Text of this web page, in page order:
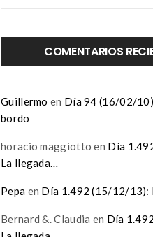
COMENTARIOS
Guillermo en Día 94 (16/02/
bordo
horacio maggiotto en Día
La llegada…
Pepa en Día 1.492 (15/12/13):
Bernard &. Claudia en Día